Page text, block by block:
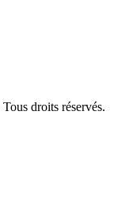
droits réservés.